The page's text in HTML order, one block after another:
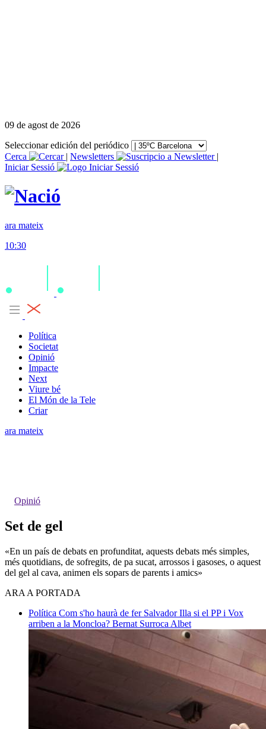
09 de agost de 2026
Seleccionar edición del periódico
Cerca
| Newsletters
|
Iniciar Sessió
ara mateix
10:30
Política
Societat
Opinió
Impacte
Next
Viure bé
El Món de la Tele
Criar
ara mateix
Opinió
Set de gel
«En un país de debats en profunditat, aquests debats més simples,
més quotidians, de sofregits, de pa sucat, arrossos i gasoses, o aquest
del gel al cava, animen els sopars de parents i amics»
ARA A PORTADA
Política Com s'ho haurà de fer Salvador Illa si el PP i Vox
arriben a la Moncloa? Bernat Surroca Albet